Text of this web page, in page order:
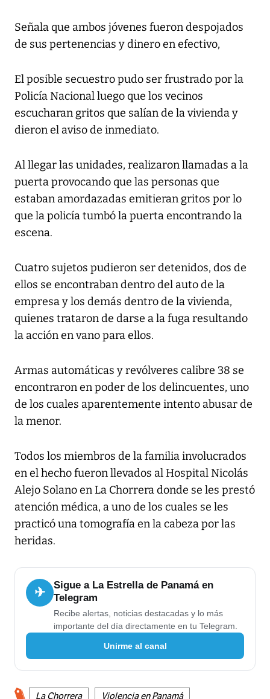
Señala que ambos jóvenes fueron despojados
de sus pertenencias y dinero en efectivo,
El posible secuestro pudo ser frustrado por la
Policía Nacional luego que los vecinos
escucharan gritos que salían de la vivienda y
dieron el aviso de inmediato.
Al llegar las unidades, realizaron llamadas a la
puerta provocando que las personas que
estaban amordazadas emitieran gritos por lo
que la policía tumbó la puerta encontrando la
escena.
Cuatro sujetos pudieron ser detenidos, dos de
ellos se encontraban dentro del auto de la
empresa y los demás dentro de la vivienda,
quienes trataron de darse a la fuga resultando
la acción en vano para ellos.
Armas automáticas y revólveres calibre 38 se
encontraron en poder de los delincuentes, uno
de los cuales aparentemente intento abusar de
la menor.
Todos los miembros de la familia involucrados
en el hecho fueron llevados al Hospital Nicolás
Alejo Solano en La Chorrera donde se les prestó
atención médica, a uno de los cuales se les
practicó una tomografía en la cabeza por las
heridas.
✈
Sigue a La Estrella de Panamá en
Telegram
Recibe alertas, noticias destacadas y lo más
importante del día directamente en tu Telegram.
Unirme al canal
La Chorrera Violencia en Panamá